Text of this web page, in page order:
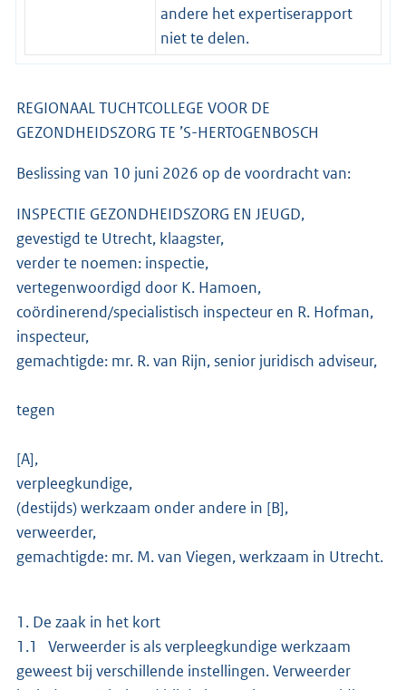
andere het expertiserapport
niet te delen.
REGIONAAL TUCHTCOLLEGE VOOR DE
GEZONDHEIDSZORG TE ’S-HERTOGENBOSCH
Beslissing van 10 juni 2026 op de voordracht van:
INSPECTIE GEZONDHEIDSZORG EN JEUGD,
gevestigd te Utrecht, klaagster,
verder te noemen: inspectie,
vertegenwoordigd door K. Hamoen,
coördinerend/specialistisch inspecteur en R. Hofman,
inspecteur,
gemachtigde: mr. R. van Rijn, senior juridisch adviseur,
tegen
[A],
verpleegkundige,
(destijds) werkzaam onder andere in [B],
verweerder,
gemachtigde: mr. M. van Viegen, werkzaam in Utrecht.
1. De zaak in het kort
1.1 Verweerder is als verpleegkundige werkzaam
geweest bij verschillende instellingen. Verweerder